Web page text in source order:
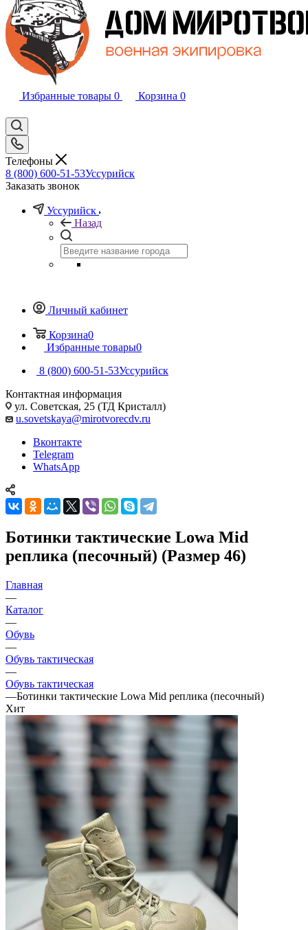
Избранные товары 0 Корзина 0
Телефоны
8 (800) 600-51-53Уссурийск
Заказать звонок
Уссурийск
Назад
Личный кабинет
Корзина0
Избранные товары0
8 (800) 600-51-53Уссурийск
Контактная информация
ул. Советская, 25 (ТД Кристалл)
u.sovetskaya@mirotvorecdv.ru
Вконтакте
Telegram
WhatsApp
Ботинки тактические Lowa Mid
реплика (песочный) (Размер 46)
Главная
—
Каталог
—
Обувь
—
Обувь тактическая
—
Обувь тактическая
—Ботинки тактические Lowa Mid реплика (песочный)
Хит